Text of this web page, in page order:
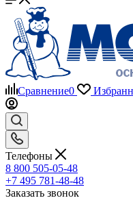
Сравнение0
Телефоны
8 800 505-05-48
+7 495 781-48-48
Заказать звонок